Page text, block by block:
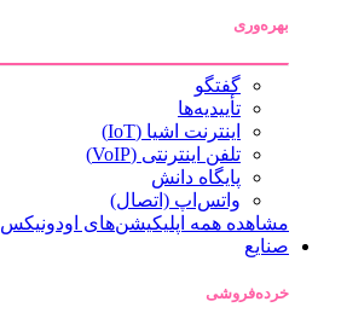
بهره‌وری
گفتگو
تأییدیه‌ها
اینترنت اشیا (IoT)
تلفن اینترنتی (VoIP)
پایگاه دانش
واتس‌اپ (اتصال)
مشاهده همه اپلیکیشن‌های اودونیکس
صنایع
خرده‌فروشی